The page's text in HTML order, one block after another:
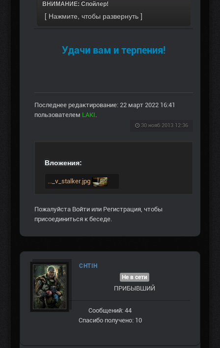
ВНИМАНИЕ: Спойлер!
Удачи вам и терпения!
Последнее редактирование: 22 март 2022 16:41
пользователем LAKI.
30 нояб 2013 12:36
Вложения:
..._v_stalker.jpg
Пожалуйста Войти или Регистрация, чтобы
присоединиться к беседе.
CHTIH
Не в сети
ПРИБЫВШИЙ
Сообщений: 44
Спасибо получено: 10